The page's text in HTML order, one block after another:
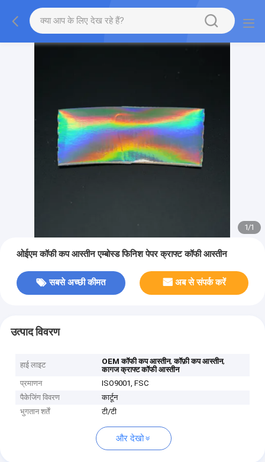
1/1
ओईएम कॉफी कप आस्तीन एम्बोस्ड फिनिश पेपर क्राफ्ट कॉफी आस्तीन
सबसे अच्छी कीमत अब से संपर्क करें
उत्पाद विवरण
हाई लाइट OEM कॉफी कप आस्तीन,कॉफ़ी कप आस्तीन,
कागज क्राफ्ट कॉफी आस्तीन
प्रमाणन
ISO9001, FSC
पैकेजिंग विवरण
कार्टून
भुगतान शर्तें
टी/टी
और देखो